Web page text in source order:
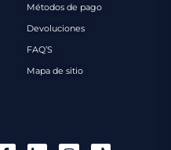
Métodos de pago
Devoluciones
FAQ’S
Mapa de sitio